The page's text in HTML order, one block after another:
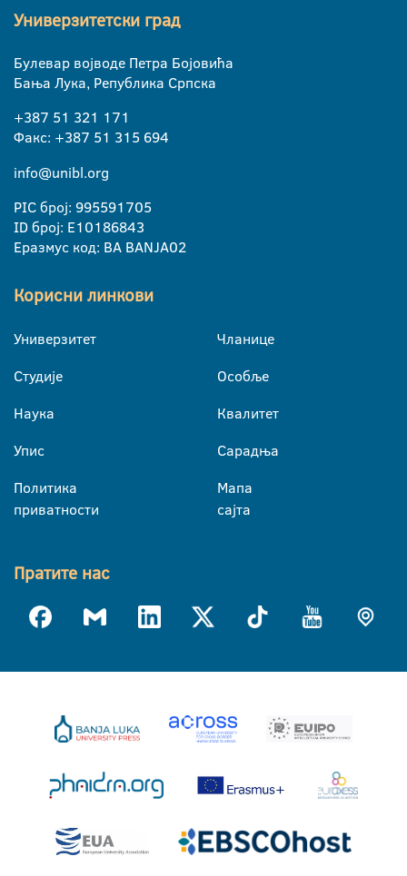
Универзитетски град
Булевар војводе Петра Бојовића
Бања Лука, Република Српска
+387 51 321 171
Факс: +387 51 315 694
info@unibl.org
PIC број: 995591705
ID број: E10186843
Еразмус код: BA BANJA02
Корисни линкови
Универзитет
Студије
Наука
Упис
Политика
приватности
Чланице
Особље
Квалитет
Сарадња
Мапа
сајта
Пратите нас